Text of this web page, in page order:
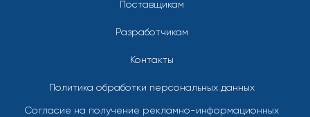
Поставщикам
Разработчикам
Контакты
Политика обработки персональных данных
Согласие на получение рекламно-информационных